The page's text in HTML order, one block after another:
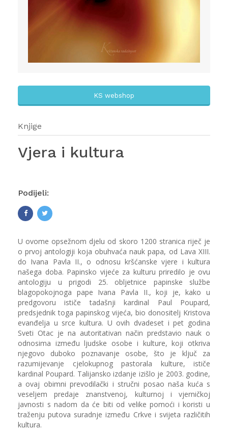
KS webshop
Knjige
Vjera i kultura
Podijeli:
U ovome opsežnom djelu od skoro 1200 stranica riječ je
o prvoj antologiji koja obuhvaća nauk papa, od Lava XIII.
do Ivana Pavla II., o odnosu kršćanske vjere i kultura
našega doba. Papinsko vijeće za kulturu priredilo je ovu
antologiju u prigodi 25. obljetnice papinske službe
blagopokojnoga pape Ivana Pavla II., koji je, kako u
predgovoru ističe tadašnji kardinal Paul Poupard,
predsjednik toga papinskog vijeća, bio donositelj Kristova
evanđelja u srce kultura. U ovih dvadeset i pet godina
Sveti Otac je na autoritativan način predstavio nauk o
odnosima između ljudske osobe i kulture, koji otkriva
njegovo duboko poznavanje osobe, što je ključ za
razumijevanje cjelokupnog pastorala kulture, ističe
kardinal Poupard. Talijansko izdanje izišlo je 2003. godine,
a ovaj obimni prevodilački i stručni posao naša kuća s
veseljem predaje znanstvenoj, kulturnoj i vjerničkoj
javnosti s nadom da će biti od velike pomoći i koristi u
traženju putova suradnje između Crkve i svijeta različitih
kultura.